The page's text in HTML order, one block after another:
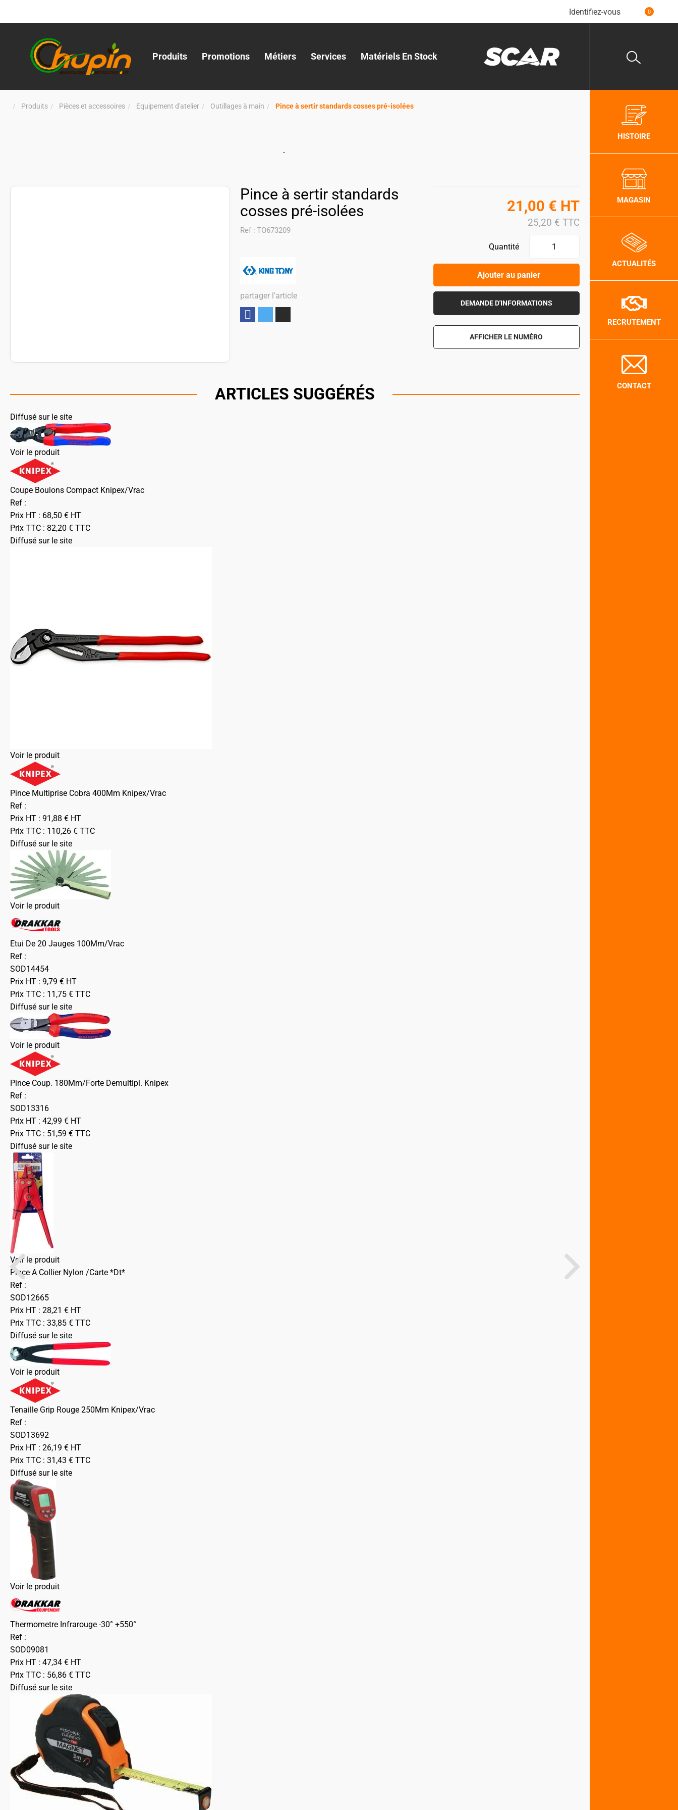
Identifiez-vous 0
Produits Promotions Métiers Services Matériels En Stock
Produits Pièces et accessoires Equipement d'atelier Outillages à main Pince à sertir standards cosses pré-isolées
Pince à sertir standards
cosses pré-isolées
Ref : TO673209
partager l'article
21,00 € HT
25,20 € TTC
Quantité
Ajouter au panier
DEMANDE D'INFORMATIONS
AFFICHER LE NUMÉRO
ARTICLES SUGGÉRÉS
Diffusé sur le site
Voir le produit
Coupe Boulons Compact Knipex/Vrac
Ref :
Prix HT : 68,50 € HT
Prix TTC : 82,20 € TTC
Diffusé sur le site
Voir le produit
Pince Multiprise Cobra 400Mm Knipex/Vrac
Ref :
Prix HT : 91,88 € HT
Prix TTC : 110,26 € TTC
Diffusé sur le site
Voir le produit
Etui De 20 Jauges 100Mm/Vrac
Ref :
SOD14454
Prix HT : 9,79 € HT
Prix TTC : 11,75 € TTC
Diffusé sur le site
Voir le produit
Pince Coup. 180Mm/Forte Demultipl. Knipex
Ref :
SOD13316
Prix HT : 42,99 € HT
Prix TTC : 51,59 € TTC
Diffusé sur le site
Voir le produit
Pince A Collier Nylon /Carte *Dt*
Ref :
SOD12665
Prix HT : 28,21 € HT
Prix TTC : 33,85 € TTC
Diffusé sur le site
Voir le produit
Tenaille Grip Rouge 250Mm Knipex/Vrac
Ref :
SOD13692
Prix HT : 26,19 € HT
Prix TTC : 31,43 € TTC
Diffusé sur le site
Voir le produit
Thermometre Infrarouge -30° +550°
Ref :
SOD09081
Prix HT : 47,34 € HT
Prix TTC : 56,86 € TTC
Diffusé sur le site
HISTOIRE
MAGASIN
ACTUALITÉS
RECRUTEMENT
CONTACT